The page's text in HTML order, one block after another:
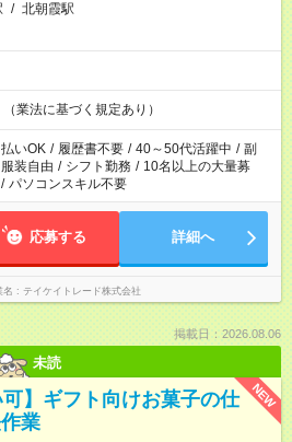
/ 北朝霞駅
業法に基づく規定あり）
払いOK / 履歴書不要 / 40～50代活躍中 / 副
服装自由 / シフト勤務 / 10名以上の大量募
/ パソコンスキル不要
応募する 詳細へ
名 テイケイトレード株式会社
掲載日：2026.08.06
未読
NEW
可】ギフト向けお菓子の仕
業